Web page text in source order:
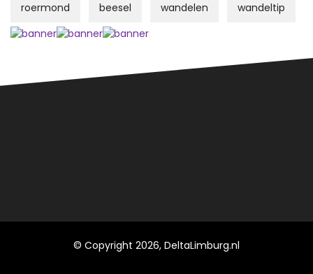
roermond beesel wandelen wandeltip
© Copyright 2026, DeltaLimburg.nl